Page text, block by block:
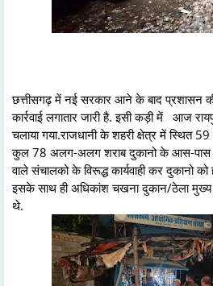
छत्तीसगढ़ में नई सरकार आने के बाद प्रशासन
कार्रवाई लगातार जारी है. इसी कड़ी में आज
चलाया गया.राजधानी के शहरी क्षेत्र में स्थित
कुल 78 अलग-अलग शराब दुकानो के आस-पास
वाले संचालको के विरूद्ध कार्यवाही कर दुकानो
इसके साथ ही अधिकांश चखना दुकान/ठेला मुख्य
थे.